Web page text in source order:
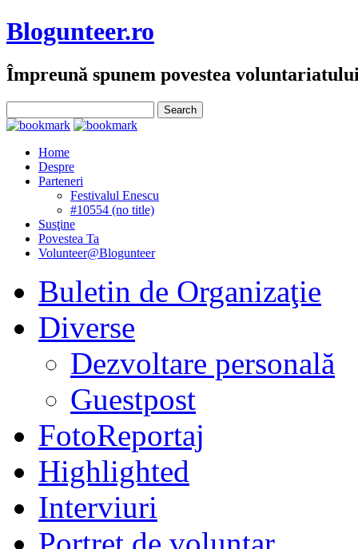
Blogunteer.ro
Împreună spunem povestea
Home
Despre
Parteneri
Festivalul Enescu
#10554 (no title)
Susţine
Povestea Ta
Volunteer@Blogunteer
Buletin de Organizaţie
Diverse
Dezvoltare personală
Guestpost
FotoReportaj
Highlighted
Interviuri